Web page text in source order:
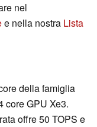
nel
e nella nostra Lista
della famiglia
core GPU Xe3.
offre 50 TOPS e